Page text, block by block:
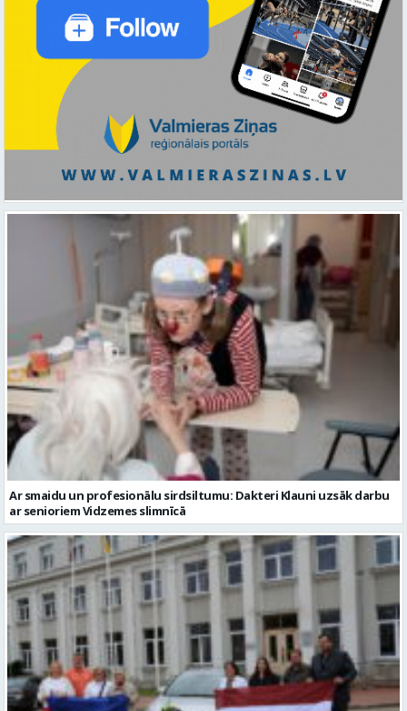
Ar smaidu un profesionālu sirdsiltumu: Dakteri Klauni uzsāk darbu
ar senioriem Vidzemes slimnīcā